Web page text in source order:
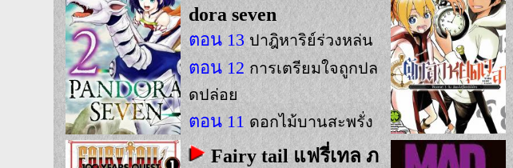
dora seven
ตอน 13 ปาฎิหาริย์ร่วงหล่น
ตอน 12 การเตรียมใจถูกปล
ดปล่อย
ตอน 11 ดอกไม้บานสะพรั่ง
Fairy tail แฟรี่เทล ภ